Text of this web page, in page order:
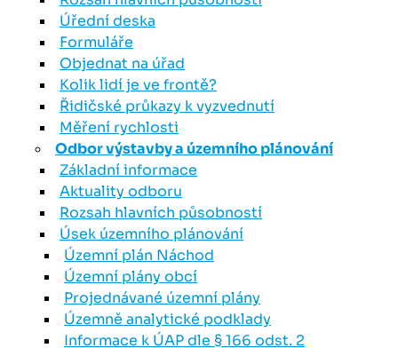
Úřední deska
Formuláře
Objednat na úřad
Kolik lidí je ve frontě?
Řidičské průkazy k vyzvednutí
Měření rychlosti
Odbor výstavby a územního plánování
Základní informace
Aktuality odboru
Rozsah hlavních působností
Úsek územního plánování
Územní plán Náchod
Územní plány obcí
Projednávané územní plány
Územně analytické podklady
Informace k ÚAP dle § 166 odst. 2